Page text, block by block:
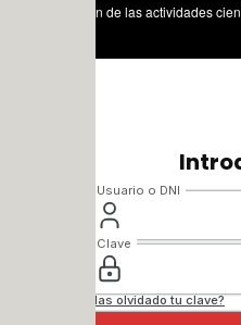
de las actividades científicas,